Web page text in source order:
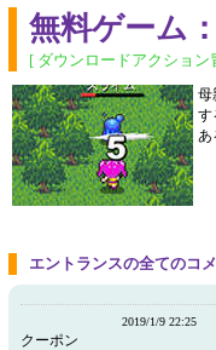
無料ゲーム
[ ダウンロードアクション
母
す
あ
エントランスの全てのコ
2019/1/9 22:25
クーポン